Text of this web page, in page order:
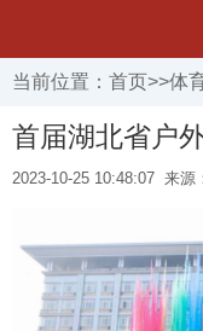
当前位置： 首页>>体
首届湖北省户
2023-10-25 10:48:07 来源